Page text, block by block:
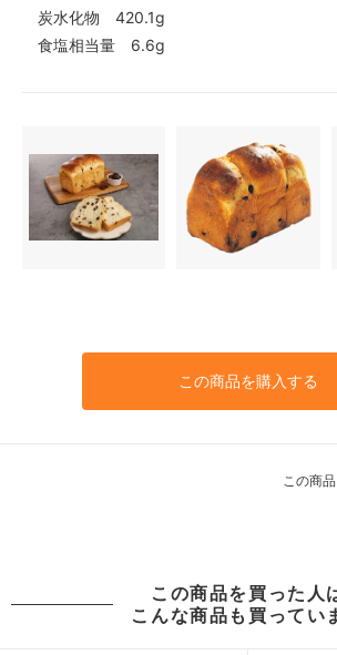
炭水化物 420.1g
食塩相当量 6.6g
この商品を購入する
この商
この商品を買った人
こんな商品も買ってい